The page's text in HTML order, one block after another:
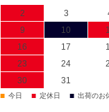
2
3
9
10
16
17
23
24
30
31
■ 今日 ■ 定休日 ■ 出荷のお